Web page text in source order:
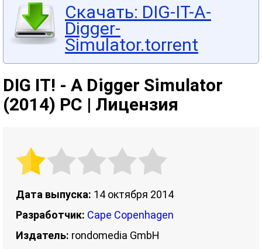
Скачать: DIG-IT-A-
Digger-
Simulator.torrent
DIG IT! - A Digger Simulator
(2014) PC | Лицензия
Дата выпуска: 14 октября 2014
Разработчик: Cape Copenhagen
Издатель: rondomedia GmbH